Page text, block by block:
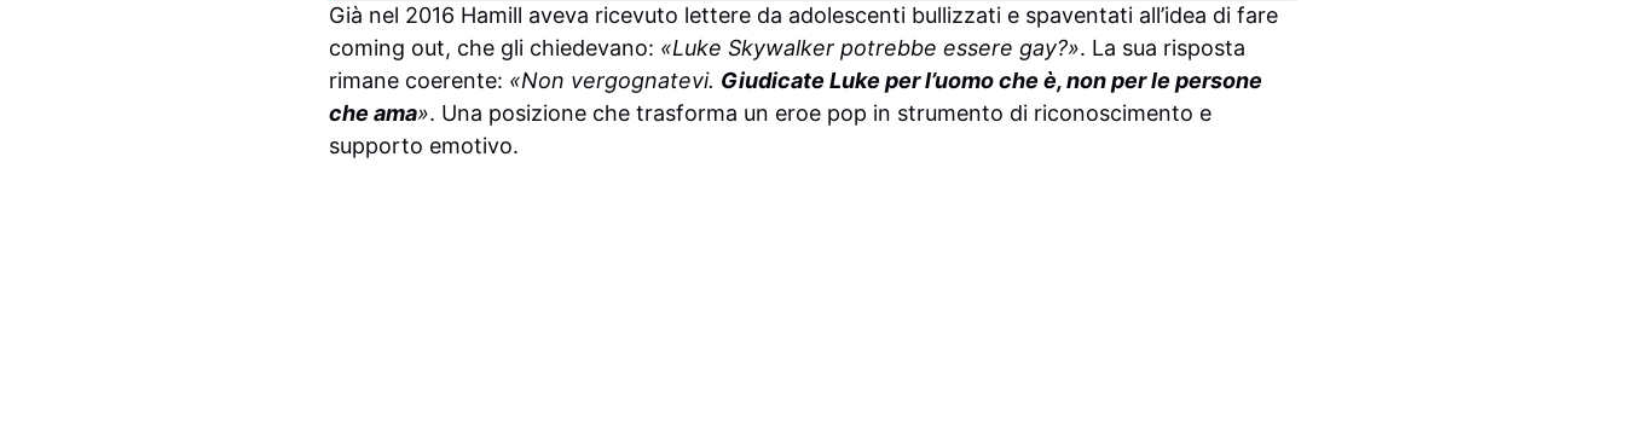
Già nel 2016 Hamill aveva ricevuto lettere da adolescenti bullizzati e spaventati all’idea di fare
coming out, che gli chiedevano: «Luke Skywalker potrebbe essere gay?». La sua risposta
rimane coerente: «Non vergognatevi. Giudicate Luke per l’uomo che è, non per le persone
che ama». Una posizione che trasforma un eroe pop in strumento di riconoscimento e
supporto emotivo.